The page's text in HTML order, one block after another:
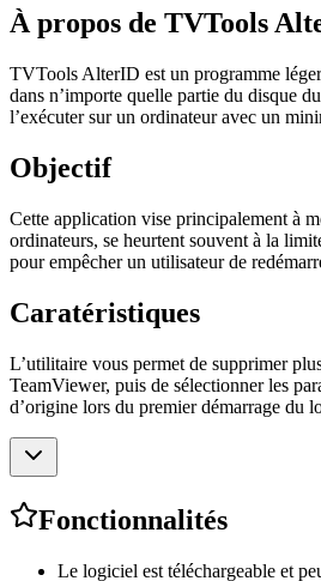
À propos de TVTools
TVTools AlterID est un programme
dans n’importe quelle partie du disque
l’exécuter sur un ordinateur avec un
Objectif
Cette application vise principalement à
ordinateurs, se heurtent souvent à la
pour empêcher un utilisateur de
Caratéristiques
L’utilitaire vous permet de supprimer
TeamViewer, puis de sélectionner les
d’origine lors du premier démarrage du
Fonctionnalités
Le logiciel est téléchargeable et